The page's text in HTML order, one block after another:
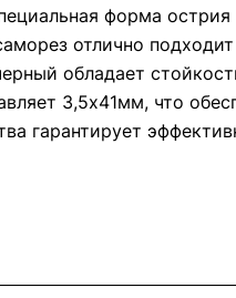
форма
отлично
обладает
3,5х41мм, что
гарантирует